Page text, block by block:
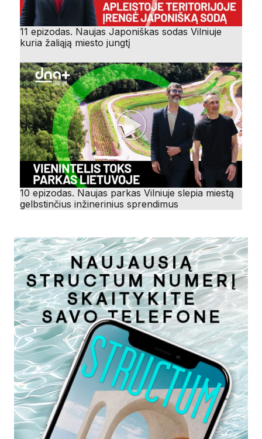
11 epizodas. Naujas Japoniškas sodas Vilniuje
kuria žaliąją miesto jungtį
10 epizodas. Naujas parkas Vilniuje slepia miestą
gelbstinčius inžinerinius sprendimus